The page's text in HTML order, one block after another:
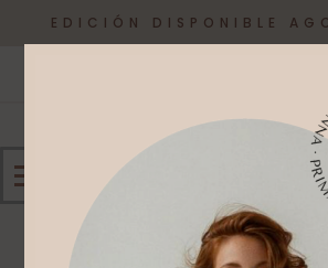
EDICIÓN DISPONIBLE